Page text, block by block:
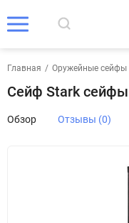
Главная / Оружейные сейфы
Сейф Stark сейфы
Обзор Отзывы (0)